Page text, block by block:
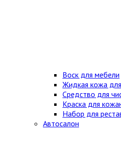
Воск для мебели
Жидкая кожа
Средство для
Краска для
Набор для
Автосалон